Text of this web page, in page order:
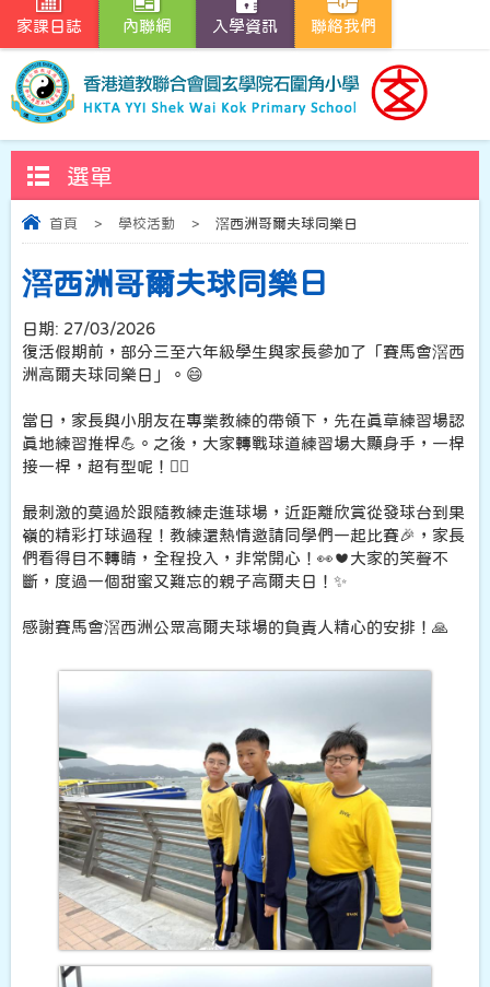
家課日誌 內聯網 入學資訊 聯絡我們
選單
首頁 > 學校活動 > 滘西洲哥爾夫球同樂日
滘西洲哥爾夫球同樂日
日期: 27/03/2026
復活假期前，部分三至六年級學生與家長參加了「賽馬會滘西
洲高爾夫球同樂日」。😄
當日，家長與小朋友在專業教練的帶領下，先在真草練習場認
真地練習推桿💪。之後，大家轉戰球道練習場大顯身手，一桿
接一桿，超有型呢！🏌️‍♂️
最刺激的莫過於跟隨教練走進球場，近距離欣賞從發球台到果
嶺的精彩打球過程！教練還熱情邀請同學們一起比賽🎉，家長
們看得目不轉睛，全程投入，非常開心！👀❤️大家的笑聲不
斷，度過一個甜蜜又難忘的親子高爾夫日！✨
感謝賽馬會滘西洲公眾高爾夫球場的負責人精心的安排！🙏